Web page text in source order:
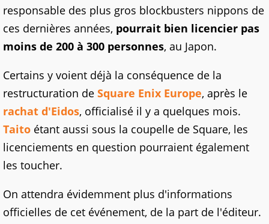
responsable des plus gros blockbusters nippons de
ces dernières années, pourrait bien licencier pas
moins de 200 à 300 personnes, au Japon.
Certains y voient déjà la conséquence de la
restructuration de Square Enix Europe, après le
rachat d'Eidos, officialisé il y a quelques mois.
Taito étant aussi sous la coupelle de Square, les
licenciements en question pourraient également
les toucher.
On attendra évidemment plus d'informations
officielles de cet événement, de la part de l'éditeur.